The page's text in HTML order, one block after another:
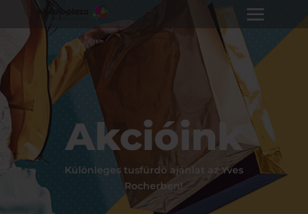
Akcióink
Különleges tusfürdő ajánlat az Yves
Rocherben!